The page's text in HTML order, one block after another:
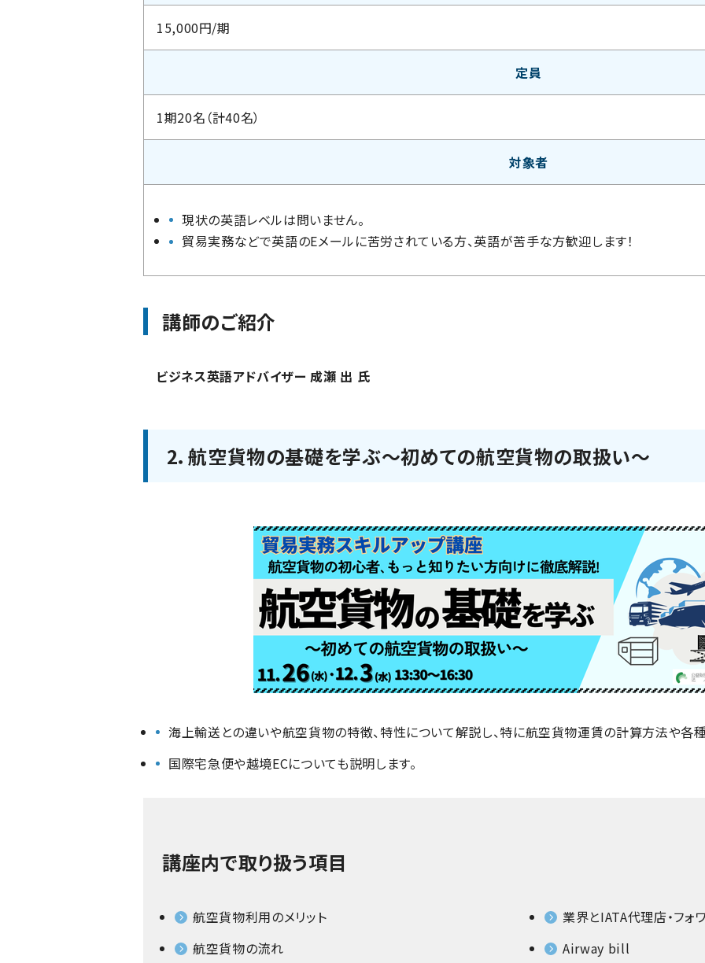
15,000円/期
定員
1期20名（計40名）
対象者
現状の英語レベルは問いません。
貿易実務などで英語のEメールに苦労されている方、英語が苦手な方歓迎します！
講師のご紹介
ビジネス英語アドバイザー 成瀬 出 氏
2．航空貨物の基礎を学ぶ～初めての航空貨物の取扱い～
海上輸送との違いや航空貨物の特徴、特性について解説し、特に航空貨物運賃の計算方法や各
国際宅急便や越境ECについても説明します。
講座内で取り扱う項目
航空貨物利用のメリット
業界とIATA代理店・フォ
航空貨物の流れ
Airway bill